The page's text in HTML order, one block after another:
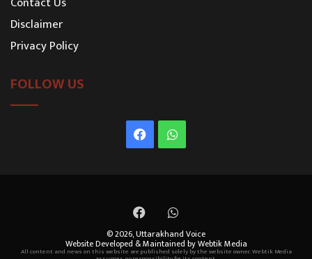
Disclaimer
Privacy Policy
FOLLOW US
FacebookWhatsApp
FacebookWhatsApp
© 2026,Uttarakhand Voice
Website Developed & Maintained by Webtik Media
All content and news on this website are published solely by the website owner. Webtik Media